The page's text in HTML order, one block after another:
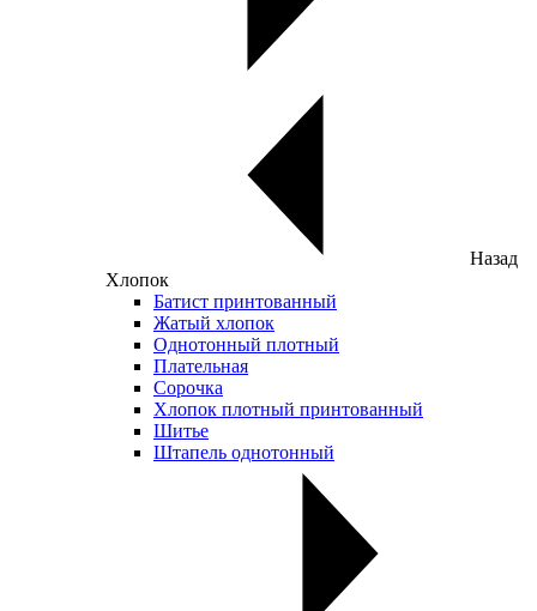
Назад
Хлопок
Батист принтованный
Жатый хлопок
Однотонный плотный
Плательная
Сорочка
Хлопок плотный принтованный
Шитье
Штапель однотонный